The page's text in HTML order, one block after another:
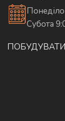
Субота